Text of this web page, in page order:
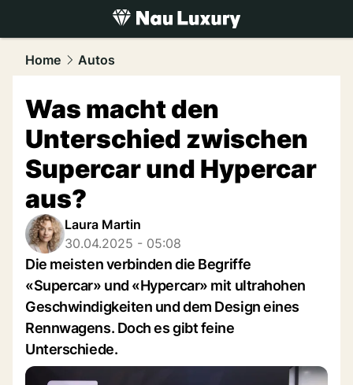
luxury.NAU.ch
Home Autos
Was macht den
Unterschied zwischen
Supercar und Hypercar
aus?
Laura Martin
30.04.2025 - 05:08
Die meisten verbinden die Begriffe
«Supercar» und «Hypercar» mit ultrahohen
Geschwindigkeiten und dem Design eines
Rennwagens. Doch es gibt feine
Unterschiede.